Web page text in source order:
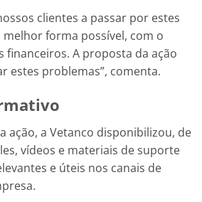
clientes a passar por estes
forma possível, com o
financeiros. A proposta da ação
estes problemas”, comenta.
ação, a Vetanco disponibilizou, de
vídeos e materiais de suporte
e úteis nos canais de